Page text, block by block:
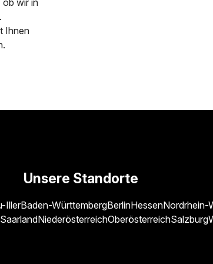
ob wir in
Ihnen
Unsere Standorte
IllerBaden-WürttembergBerlinHessenNordrhein-
SaarlandNiederösterreichOberösterreichSalzburg